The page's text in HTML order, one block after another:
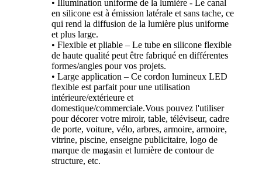
• Illumination uniforme de la lumière - Le canal
en silicone est à émission latérale et sans tache, ce
qui rend la diffusion de la lumière plus uniforme
et plus large.
• Flexible et pliable – Le tube en silicone flexible
de haute qualité peut être fabriqué en différentes
formes/angles pour vos projets.
• Large application – Ce cordon lumineux LED
flexible est parfait pour une utilisation
intérieure/extérieure et
domestique/commerciale.Vous pouvez l'utiliser
pour décorer votre miroir, table, téléviseur, cadre
de porte, voiture, vélo, arbres, armoire, armoire,
vitrine, piscine, enseigne publicitaire, logo de
marque de magasin et lumière de contour de
structure, etc.